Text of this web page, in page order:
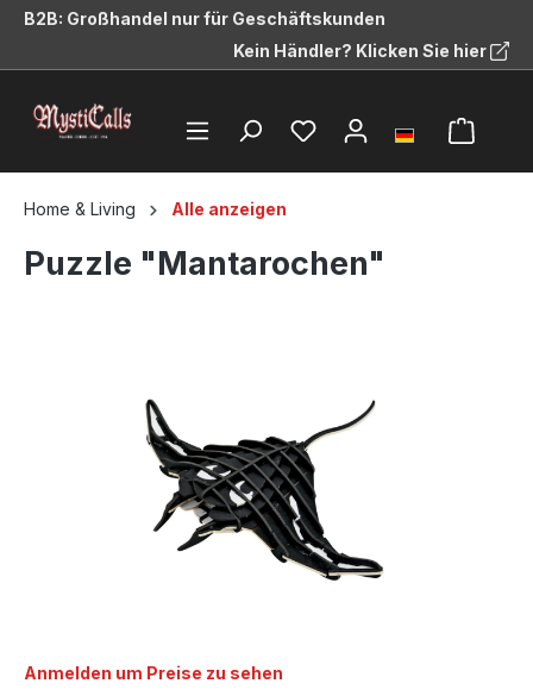
springen
B2B: Großhandel nur für Geschäftskunden
Kein Händler? Klicken Sie hier
Home & Living Alle anzeigen
Puzzle "Mantarochen"
Anmelden um Preise zu sehen